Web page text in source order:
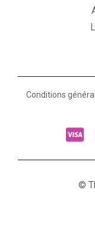
Conditions
©